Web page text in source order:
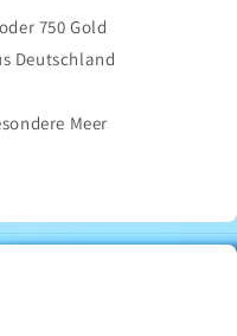
750 Gold
Deutschland
Meer